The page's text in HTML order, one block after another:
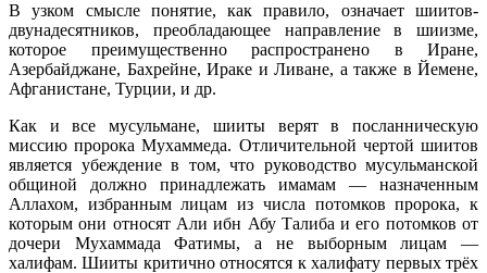
В узком смысле понятие, как правило, означает шиитов-
двунадесятников, преобладающее направление в шиизме,
которое преимущественно распространено в Иране,
Азербайджане, Бахрейне, Ираке и Ливане, а также в Йемене,
Афганистане, Турции, и др.
Как и все мусульмане, шииты верят в посланническую
миссию пророка Мухаммеда. Отличительной чертой шиитов
является убеждение в том, что руководство мусульманской
общиной должно принадлежать имамам — назначенным
Аллахом, избранным лицам из числа потомков пророка, к
которым они относят Али ибн Абу Талиба и его потомков от
дочери Мухаммада Фатимы, а не выборным лицам —
халифам. Шииты критично относятся к халифату первых трёх